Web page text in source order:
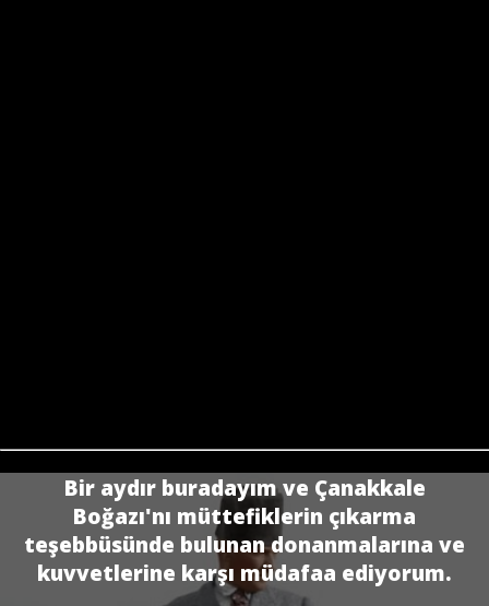
Bir aydır buradayım ve Çanakkale
Boğazı'nı müttefiklerin çıkarma
teşebbüsünde bulunan donanmalarına ve
kuvvetlerine karşı müdafaa ediyorum.